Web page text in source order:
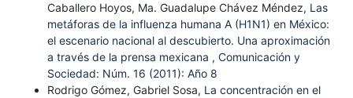
Caballero Hoyos, Ma. Guadalupe Chávez Méndez, Las
metáforas de la influenza humana A (H1N1) en México:
el escenario nacional al descubierto. Una aproximación
a través de la prensa mexicana , Comunicación y
Sociedad: Núm. 16 (2011): Año 8
Rodrigo Gómez, Gabriel Sosa, La concentración en el